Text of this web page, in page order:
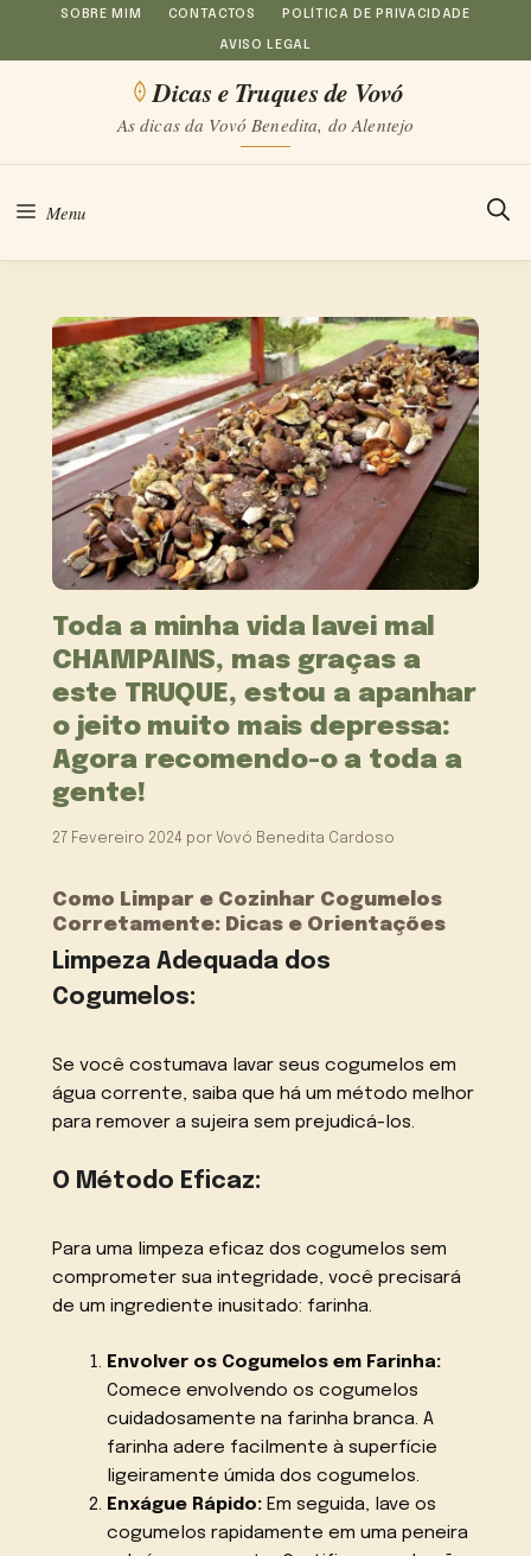
Saltar
para
conteúdo
SOBRE MIM CONTACTOS POLÍTICA DE PRIVACIDADE
AVISO LEGAL
Dicas e Truques de Vovó
As dicas da Vovó Benedita, do Alentejo
Menu
Toda a minha vida lavei mal
CHAMPAINS, mas graças a
este TRUQUE, estou a apanhar
o jeito muito mais depressa:
Agora recomendo-o a toda a
gente!
27 Fevereiro 2024 por Vovó Benedita Cardoso
Como Limpar e Cozinhar Cogumelos
Corretamente: Dicas e Orientações
Limpeza Adequada dos
Cogumelos:
Se você costumava lavar seus cogumelos em
água corrente, saiba que há um método melhor
para remover a sujeira sem prejudicá-los.
O Método Eficaz:
Para uma limpeza eficaz dos cogumelos sem
comprometer sua integridade, você precisará
de um ingrediente inusitado: farinha.
Envolver os Cogumelos em Farinha:
Comece envolvendo os cogumelos
cuidadosamente na farinha branca. A
farinha adere facilmente à superfície
ligeiramente úmida dos cogumelos.
Enxágue Rápido:Em seguida, lave os
cogumelos rapidamente em uma peneira